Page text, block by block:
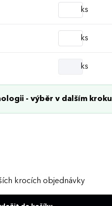
ks
ks
ks
- výběr v dalším kroku
krocích objednávky